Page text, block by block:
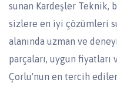
sunan Kardeşler Teknik,
sizlere en iyi çözümleri
alanında uzman ve
parçaları, uygun fiyatları
Çorlu'nun en tercih